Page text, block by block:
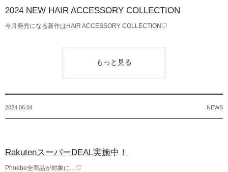
2024 NEW HAIR ACCESSORY COLLECTION
今月発売になる新作はHAIR ACCESSORY COLLECTION♡
もっと見る
2024.06.04 NEWS
RakutenスーパーDEAL実施中！
Phoebe全商品が対象に…♡